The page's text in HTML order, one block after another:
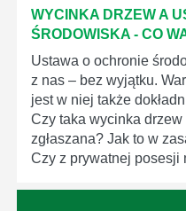
WYCINKA DRZEW A
ŚRODOWISKA - CO
Ustawa o ochronie
z nas – bez wyjątku.
jest w niej także
Czy taka wycinka
zgłaszana? Jak to w
Czy z prywatnej posesji